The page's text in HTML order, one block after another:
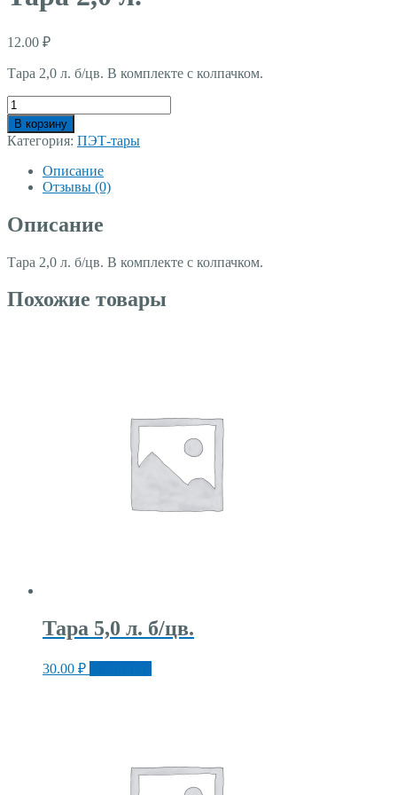
12.00 ₽
Тара 2,0 л. б/цв. В комплекте с колпачком.
Количество
товара
Тара
2,0
В корзину
Категория: ПЭТ-тары
Описание
Отзывы (0)
Описание
Тара 2,0 л. б/цв. В комплекте с колпачком.
Похожие товары
Тара 5,0 л. б/цв.
30.00 ₽